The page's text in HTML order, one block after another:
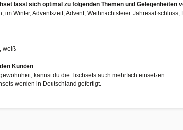
lässt sich optimal zu folgenden Themen und Gelegenheiten
im Winter, Adventszeit, Advent, Weihnachtsfeier,
weiß
Kunden
kannst du die Tischsets auch mehrfach einsetzen.
werden in Deutschland gefertigt.